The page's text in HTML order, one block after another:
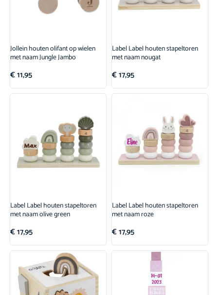
Jollein houten olifant op wielen
met naam Jungle Jambo
€11,95
Label Label houten stapeltoren
met naam nougat
€17,95
Label Label houten stapeltoren
met naam olive green
€17,95
Label Label houten stapeltoren
met naam roze
€17,95